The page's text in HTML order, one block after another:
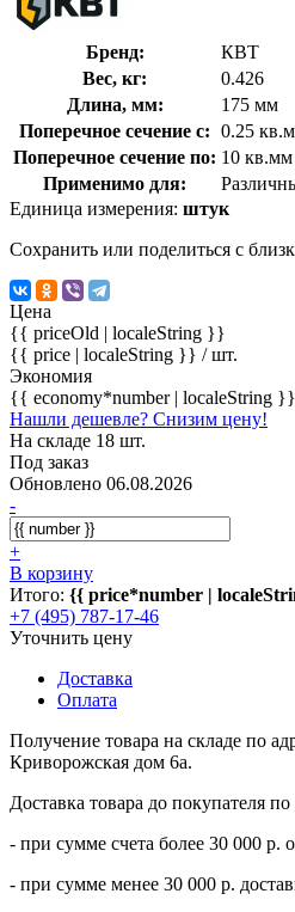
Бренд:
КВТ
Вес, кг:
0.426
Длина, мм:
175 мм
Поперечное сечение с: 0.25
Поперечное сечение по: 10 кв.мм
Применимо для:
Единица измерения: штук
Сохранить или поделиться с
Цена
{{ priceOld | localeString }}
{{ price | localeString }} / шт.
Экономия
{{ economy*number | localeString }}
Нашли дешевле? Снизим цену!
На складе 18 шт.
Под заказ
Обновлено 06.08.2026
-
+
В корзину
Итого: {{ price*number |
+7 (495) 787-17-46
Уточнить цену
Доставка
Оплата
Получение товара на складе по
Криворожская дом 6а.
Доставка товара до покупателя
- при сумме счета более 30 000 р.
- при сумме менее 30 000 р.